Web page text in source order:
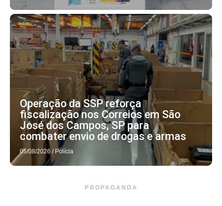
Operação da SSP reforça
fiscalização nos Correios em São
José dos Campos, SP para
combater envio de drogas e armas
05/08/2026 / Polícia
PROPAGANDA